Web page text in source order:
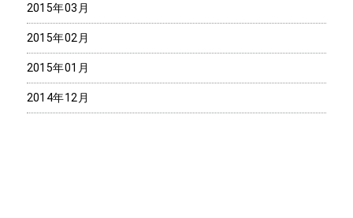
2015年03月
2015年02月
2015年01月
2014年12月